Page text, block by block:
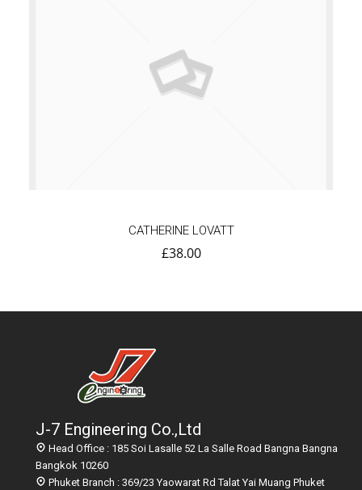
CATHERINE LOVATT
£38.00
J-7 Engineering Co.,Ltd
Head Office : 185 Soi Lasalle 52 La Salle Road Bangna Bangna
Bangkok 10260
Phuket Branch : 369/23 Yaowarat Rd Talat Yai Muang Phuket